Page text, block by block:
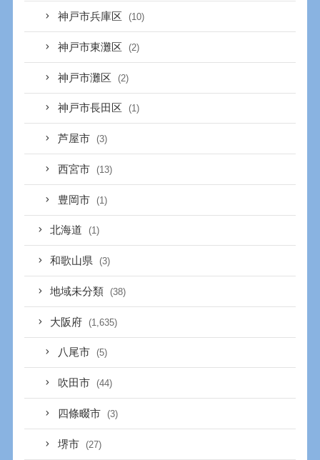
神戸市兵庫区 (10)
神戸市東灘区 (2)
神戸市灘区 (2)
神戸市長田区 (1)
芦屋市 (3)
西宮市 (13)
豊岡市 (1)
北海道 (1)
和歌山県 (3)
地域未分類 (38)
大阪府 (1,635)
八尾市 (5)
吹田市 (44)
四條畷市 (3)
堺市 (27)